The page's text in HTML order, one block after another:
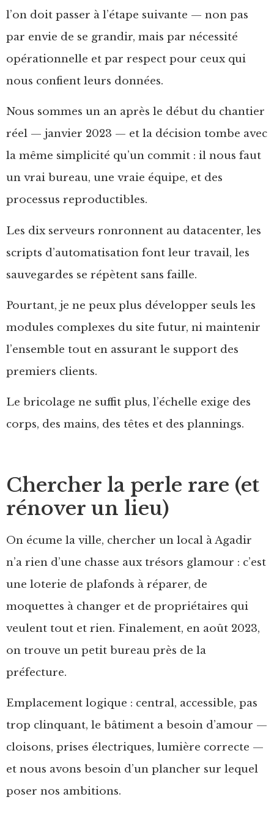
l’on doit passer à l’étape suivante — non pas
par envie de se grandir, mais par nécessité
opérationnelle et par respect pour ceux qui
nous confient leurs données.
Nous sommes un an après le début du chantier
réel — janvier 2023 — et la décision tombe avec
la même simplicité qu’un commit : il nous faut
un vrai bureau, une vraie équipe, et des
processus reproductibles.
Les dix serveurs ronronnent au datacenter, les
scripts d’automatisation font leur travail, les
sauvegardes se répètent sans faille.
Pourtant, je ne peux plus développer seuls les
modules complexes du site futur, ni maintenir
l’ensemble tout en assurant le support des
premiers clients.
Le bricolage ne suffit plus, l’échelle exige des
corps, des mains, des têtes et des plannings.
Chercher la perle rare (et
rénover un lieu)
On écume la ville, chercher un local à Agadir
n’a rien d’une chasse aux trésors glamour : c’est
une loterie de plafonds à réparer, de
moquettes à changer et de propriétaires qui
veulent tout et rien. Finalement, en août 2023,
on trouve un petit bureau près de la
préfecture.
Emplacement logique : central, accessible, pas
trop clinquant, le bâtiment a besoin d’amour —
cloisons, prises électriques, lumière correcte —
et nous avons besoin d’un plancher sur lequel
poser nos ambitions.